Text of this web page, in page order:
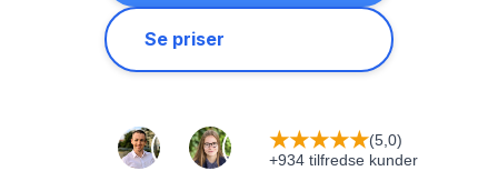
Se priser
★★★★★(5,0)
+934 tilfredse kunder